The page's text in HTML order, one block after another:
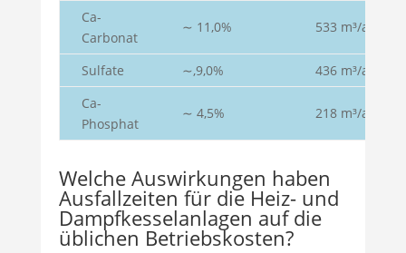
Ca-
Carbonat
∼ 11,0% 533 m³/a
Sulfate ∼,9,0%
436 m³/a
Ca-
Phosphat
∼ 4,5% 218 m³/a
Welche Auswirkungen haben
Ausfallzeiten für die Heiz- und
Dampfkesselanlagen auf die
üblichen Betriebskosten?